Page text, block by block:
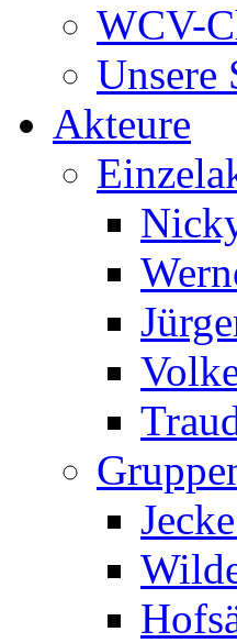
WCV-
Unsere
Akteure